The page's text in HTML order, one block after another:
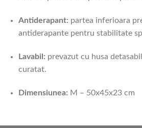
Antiderapant: partea inferioara
antiderapante pentru stabilitate
Lavabil: prevazut cu husa
curatat.
Dimensiunea: M – 50x45x23 cm